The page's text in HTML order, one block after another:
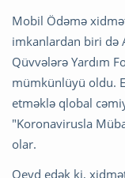
Mobil Ödəmə
imkanlardan biri də
Qüvvələrə Yardım
mümkünlüyü oldu.
etməklə qlobal
"Koronavirusla
olar.
Qeyd edək ki,